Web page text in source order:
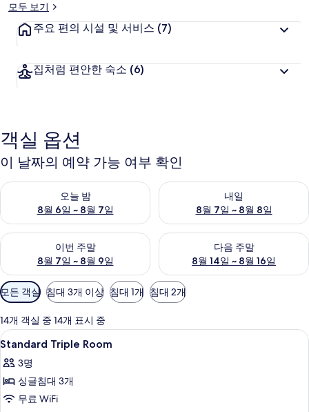
모두 보기
주요 편의 시설 및 서비스 (7)
집처럼 편안한 숙소 (6)
객실 옵션
이 날짜의 예약 가능 여부 확인
오늘 밤
8월 6일 ~ 8월 7일
오늘 밤 예약 가능 여부 확인, 8월 6일 ~ 8월 7일
내일
8월 7일 ~ 8월 8일
내일 예약 가능 여부 확인, 8월
이번 주말
8월 7일 ~ 8월 9일
이번 주말 예약 가능 여부 확인, 8월 7일 ~ 8월 9일
다음 주말
8월 14일 ~ 8월 16일
다음 주말 예약 가능 여부 확인,
객
실
에
사
용
가
능
한
모든 객실 침대 3개 이상 침대 1개 침대 2개
14개 객실 중 14개 표시 중
Standard
Triple
Room
사
진
1
Standard Triple Room
3명
싱글침대 3개
무료 WiFi